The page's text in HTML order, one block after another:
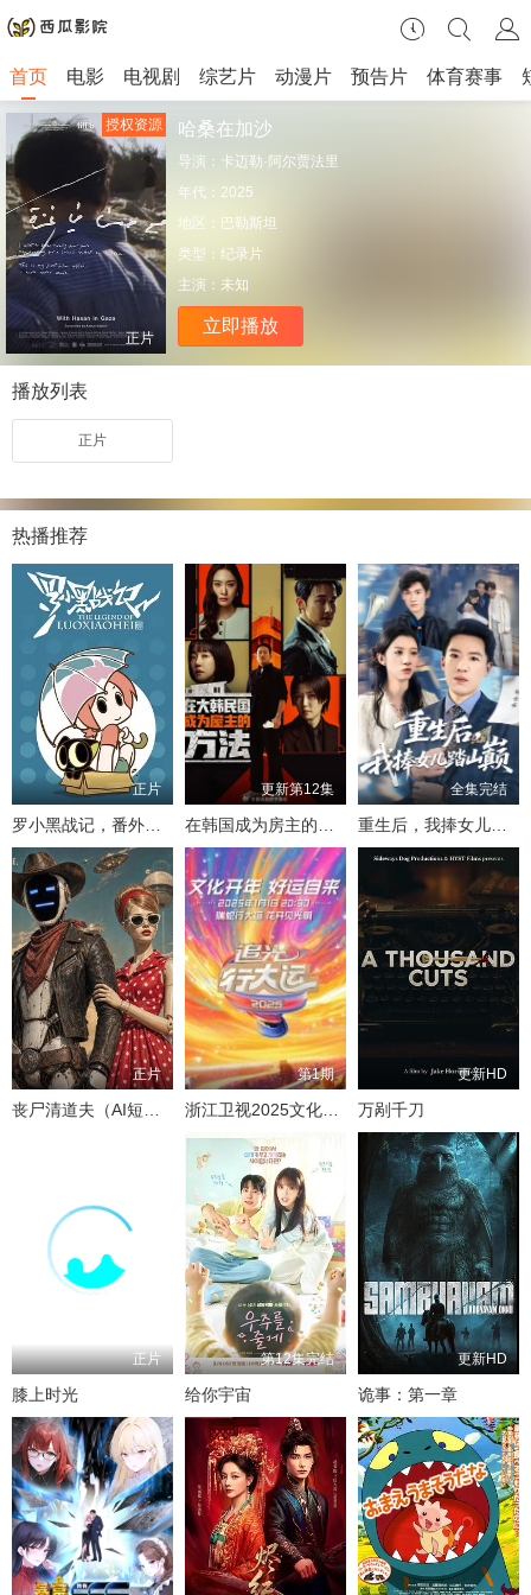
首页 电影 电视剧 综艺片 动漫片 预告片 体育赛事
正片
授权资源 哈桑在加沙
导演： 卡迈勒·阿尔贾法里
年代： 2025
地区： 巴勒斯坦
类型： 纪录片
主演： 未知
立即播放
播放列表
正片
热播推荐
正片
罗小黑战记，番外MV晚安喵
更新第12集
在韩国成为房主的方法
全集完结
重生后，我捧女儿踏山巅
正片
丧尸清道夫（AI短片）
第1期
浙江卫视2025文化开年·追光行大运
更新HD
万剐千刀
正片
膝上时光
第12集完结
给你宇宙
更新HD
诡事：第一章